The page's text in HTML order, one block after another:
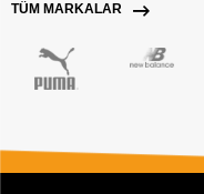
TÜM MARKALAR